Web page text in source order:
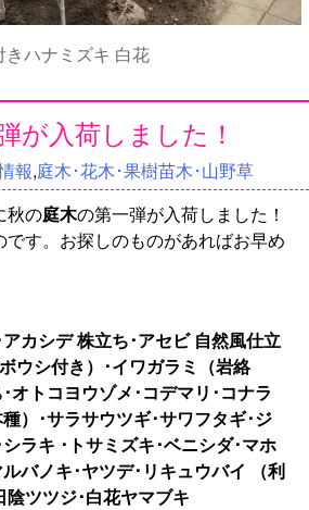
きハナミズキ 白花
が入荷しました！
報,庭木･花木･果樹苗木･山野草
秋の庭木の第一弾が入荷しました！
す。お探しのものがあればお早め
カシデ 株立ち･アセビ 自然風仕立
ウシ付き）･イワガラミ（岩絡
オトコヨウゾメ･コデマリ･コナラ
）･サラサウツギ･サワフタギ･ジ
ラキ ･トサミズキ･ベニシダ･マホ
バノキ･ヤツデ･リキュウバイ （利
ツツジ･白花ヤマブキ